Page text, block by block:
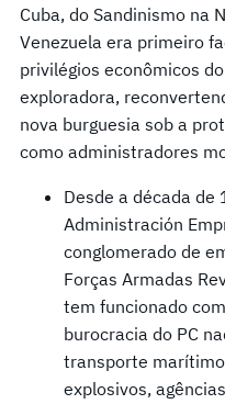
Cuba, do Sandinismo na
Venezuela era primeiro
privilégios econômicos
exploradora,
nova burguesia sob a
como administradores
Desde a década de
Administración
conglomerado de
Forças Armadas
tem funcionado
burocracia do PC
transporte
explosivos,